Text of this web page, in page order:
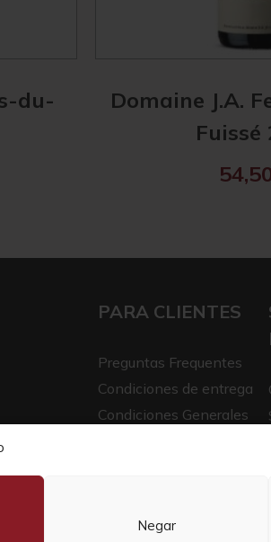
Negar
du-
Domaine J.A.
Fuissé
PARA CLIENTES
Preguntas Frequentes
Condiciones de entrega
Condiciones Generales